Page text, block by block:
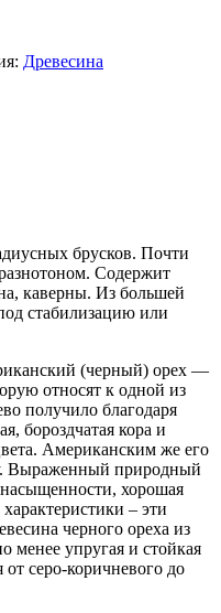
Древесина
брусков. Почти
Содержит
каверны. Из большей
стабилизацию или
(черный) орех —
относят к одной из
получило благодаря
бороздчатая кора и
Американским же его
Выраженный природный
хорошая
– эти
черного ореха из
менее упругая и стойкая
серо-коричневого до